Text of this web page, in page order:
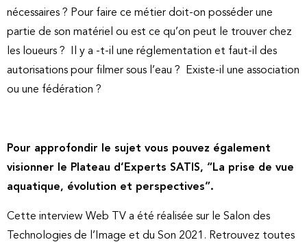
nécessaires ? Pour faire ce métier doit-on posséder une
partie de son matériel ou est ce qu’on peut le trouver chez
les loueurs ? Il y a -t-il une réglementation et faut-il des
autorisations pour filmer sous l’eau ? Existe-il une association
ou une fédération ?
Pour approfondir le sujet vous pouvez également
visionner le Plateau d’Experts SATIS, “La prise de vue
aquatique, évolution et perspectives”.
Cette interview Web TV a été réalisée sur le Salon des
Technologies de l’Image et du Son 2021. Retrouvez toutes